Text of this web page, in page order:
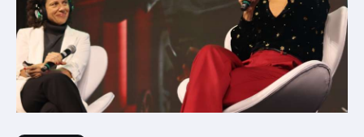
EVENTOS
MARTECH
CONECTADES